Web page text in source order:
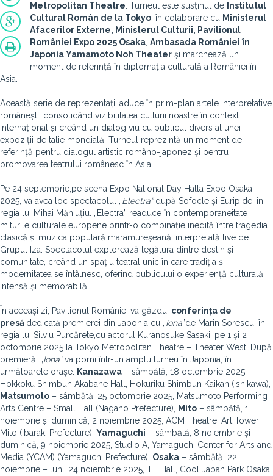
Metropolitan Theatre . Turneul este susținut de Institutul
Cultural Român de la Tokyo , în colaborare cu Ministerul
Afacerilor Externe, Ministerul Culturii, Pavilionul
României Expo 2025 Osaka Ambasada României în
JaponiaYamamoto Noh Theater și marchează un
moment de referință în diplomația culturală a României în
Asia.
Această serie de reprezentații aduce în prim-plan artele interpretative
românești, consolidând vizibilitatea culturii noastre în context
internațional și creând un dialog viu cu publicul divers al unei
expoziții de talie mondială. Turneul reprezintă un moment de
referință pentru dialogul artistic româno-japonez și pentru
promovarea teatrului românesc în Asia.
Pe 24 septembrie,pe scena Expo National Day Halla Expo Osaka
2025, va avea loc spectacolul „Electra”după Sofocle și Euripide, în
regia lui Mihai Măniuțiu. „Electra” readuce în contemporaneitate
miturile culturale europene printr-o combinație inedită între tragedia
clasică și muzica populară maramureșeană, interpretată live de
Grupul Iza. Spectacolul explorează legătura dintre destin și
comunitate, creând un spațiu teatral unic în care tradiția și
modernitatea se întâlnesc, oferind publicului o experiență culturală
intensă și memorabilă.
În aceeași zi, Pavilionul României va găzdui conferința de
presă dedicată premierei din Japonia cu „Iona”de Marin Sorescu, în
regia lui Silviu Purcărete,cu actorul Kuranosuke Sasaki, pe 1 și 2
octombrie 2025 la Tokyo Metropolitan Theatre – Theater West. După
premieră, „Iona”va porni într-un amplu turneu în Japonia, în
următoarele orașe: Kanazawa – sâmbătă, 18 octombrie 2025,
Hokkoku Shimbun Akabane Hall, Hokuriku Shimbun Kaikan (Ishikawa),
Matsumoto – sâmbătă, 25 octombrie 2025, Matsumoto Performing
Arts Centre – Small Hall (Nagano Prefecture),
Mito – sâmbătă, 1
noiembrie și duminică, 2 noiembrie 2025, ACM Theatre, Art Tower
Mito (Ibaraki Prefecture), Yamaguchi – sâmbătă, 8 noiembrie și
duminică, 9 noiembrie 2025, Studio A, Yamaguchi Center for Arts and
Media (YCAM) (Yamaguchi Prefecture), Osaka – sâmbătă, 22
noiembrie – luni, 24 noiembrie 2025, TT Hall, Cool Japan Park Osaka